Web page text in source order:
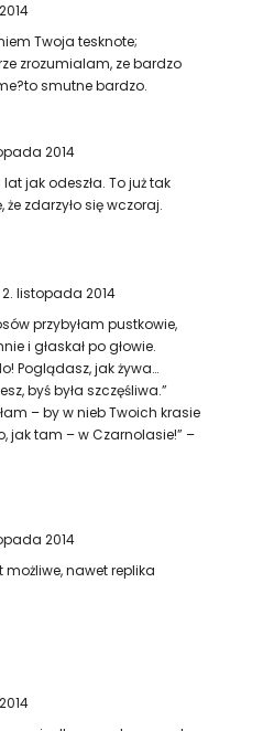
Twoja tesknote;
zrozumialam, ze bardzo
smutne bardzo.
2014
jak odeszła. To już tak
zdarzyło się wczoraj.
2. listopada 2014
przybyłam pustkowie,
i głaskał po głowie.
Poglądasz, jak żywa…
byś była szczęśliwa.”
– by w nieb Twoich krasie
jak tam – w Czarnolasie!” –
2014
możliwe, nawet replika